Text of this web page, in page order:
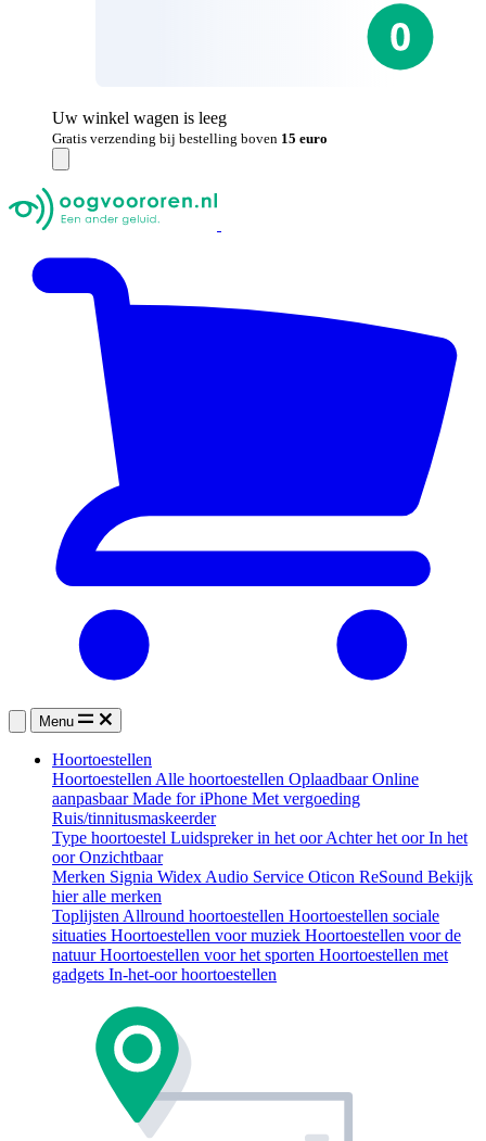
Uw winkel wagen is leeg
Gratis verzending bij bestelling boven 15 euro
Menu
Hoortoestellen
HoortoestellenAlle hoortoestellen OplaadbaarOnline
aanpasbaarMade for iPhone Met vergoeding
Ruis/tinnitusmaskeerder
Type hoortoestel Luidspreker in het oorAchter het oorIn het
oorOnzichtbaar
Merken Signia WidexAudio Service Oticon ReSound Bekijk
hier alle merken
ToplijstenAllround hoortoestellen Hoortoestellen sociale
situaties Hoortoestellen voor muziek Hoortoestellen voor de
natuurHoortoestellen voor het sporten Hoortoestellen met
gadgets In-het-oor hoortoestellen